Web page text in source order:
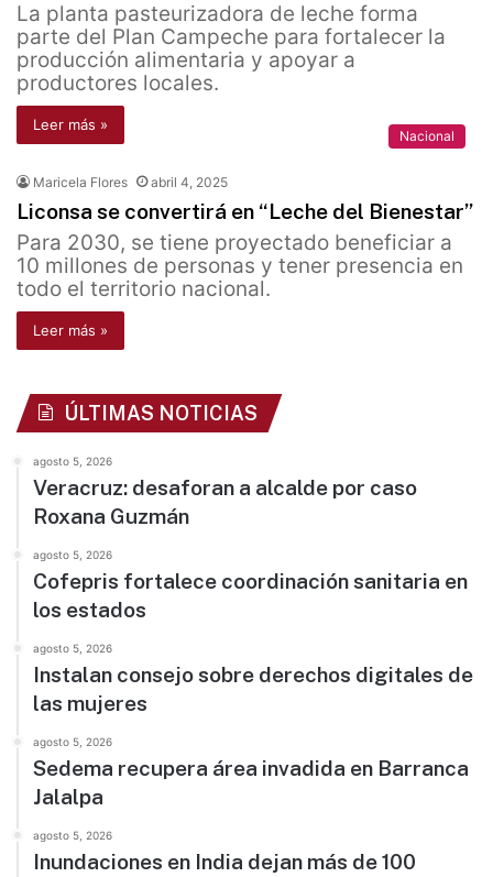
La planta pasteurizadora de leche forma
parte del Plan Campeche para fortalecer la
producción alimentaria y apoyar a
productores locales.
Leer más »
Nacional
Maricela Flores abril 4, 2025
Liconsa se convertirá en “Leche del Bienestar”
Para 2030, se tiene proyectado beneficiar a
10 millones de personas y tener presencia en
todo el territorio nacional.
Leer más »
ÚLTIMAS NOTICIAS
agosto 5, 2026
Veracruz: desaforan a alcalde por caso
Roxana Guzmán
agosto 5, 2026
Cofepris fortalece coordinación sanitaria en
los estados
agosto 5, 2026
Instalan consejo sobre derechos digitales de
las mujeres
agosto 5, 2026
Sedema recupera área invadida en Barranca
Jalalpa
agosto 5, 2026
Inundaciones en India dejan más de 100